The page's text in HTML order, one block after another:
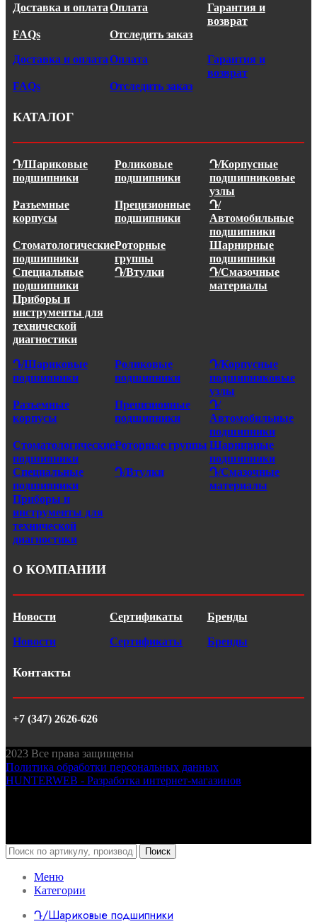
Доставка и оплатаОплата
Гарантия и
возврат
FAQs
Отследить заказ
Доставка и оплатаОплата
Гарантия и
возврат
FAQs
Отследить заказ
КАТАЛОГ
Դ/Шариковые
подшипники
Роликовые
подшипники
Դ/Корпусные
подшипниковые
узлы
Разъемные
корпусы
Прецизионные
подшипники
Դ/
Автомобильные
подшипники
Стоматологические
подшипники
Роторные
группы
Шарнирные
подшипники
Специальные
подшипники
Դ/Втулки
Դ/Смазочные
материалы
Приборы и
инструменты для
технической
диагностики
Դ/Шариковые
подшипники
Роликовые
подшипники
Դ/Корпусные
подшипниковые
узлы
Разъемные
корпусы
Прецизионные
подшипники
Դ/
Автомобильные
подшипники
Стоматологические
подшипники
Роторные группы Шарнирные
подшипники
Специальные
подшипники
Դ/Втулки
Դ/Смазочные
материалы
Приборы и
инструменты для
технической
диагностики
О КОМПАНИИ
Новости Сертификаты Бренды
Новости Сертификаты Бренды
Контакты
+7 (347) 2626-626
2023 Все права защищены
Политика обработки персональных данных
HUNTERWEB - Разработка интернет-магазинов
Поиск
Меню
Категории
Դ/Шариковые подшипники